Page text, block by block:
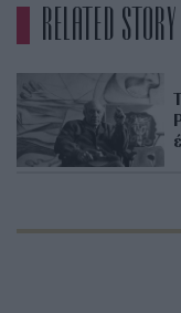
RELATED STORY